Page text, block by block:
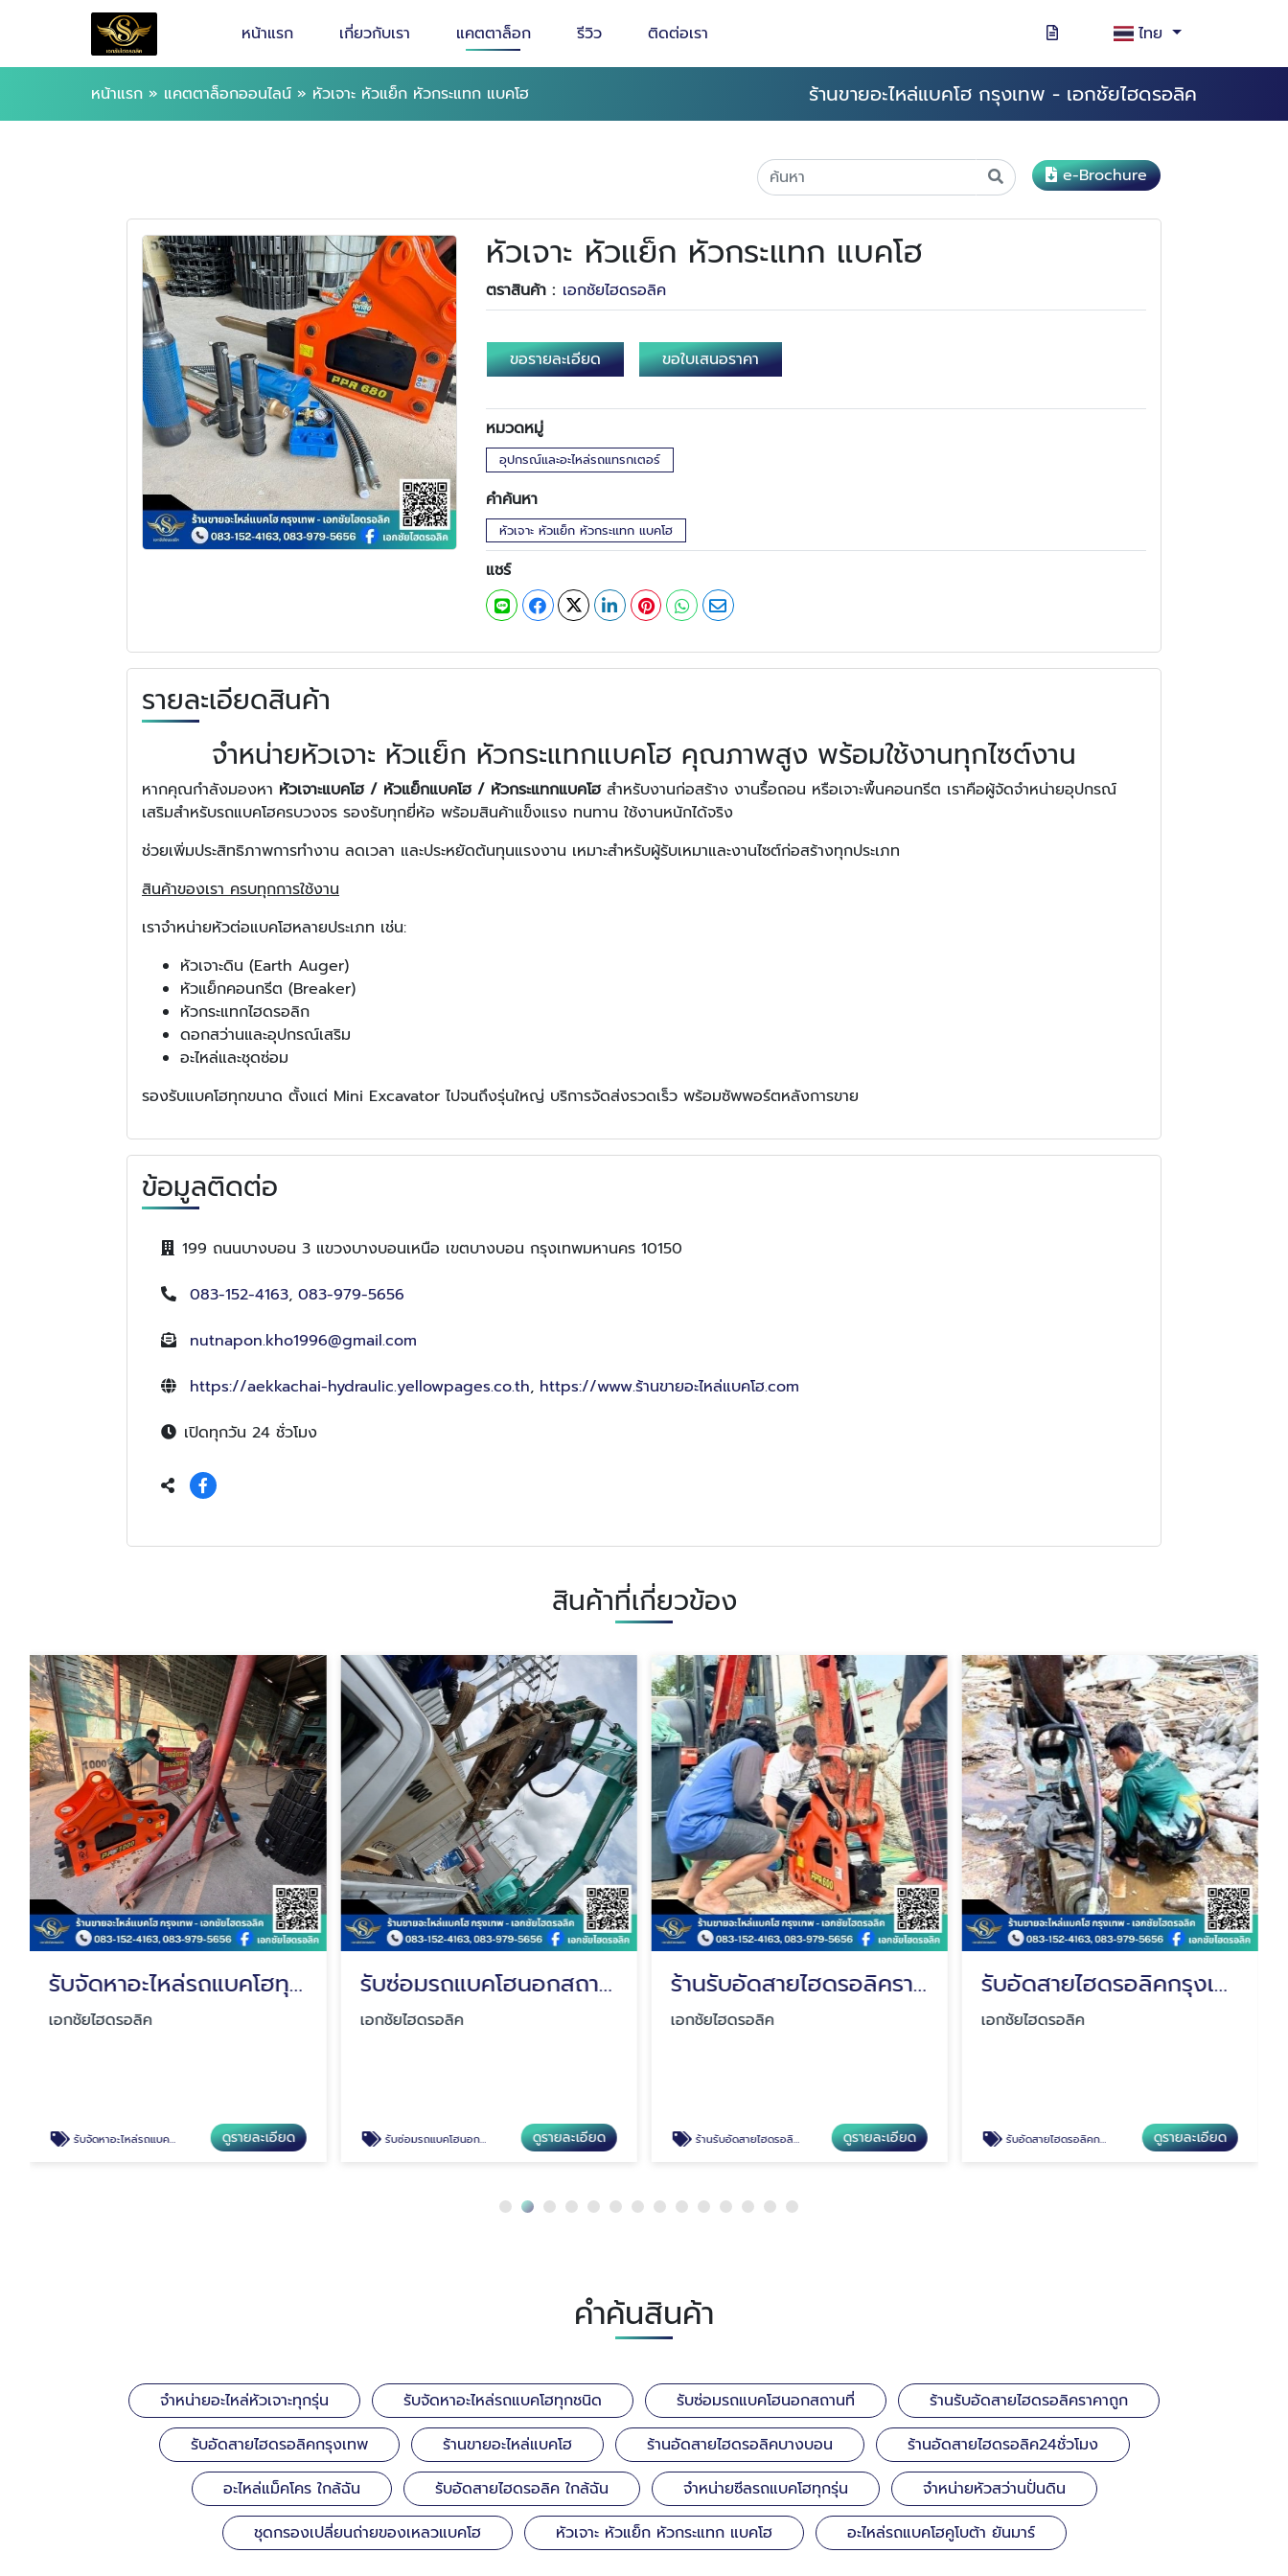
หน้าแรก เกี่ยวกับเรา แคตตาล็อก รีวิว ติดต่อเรา ไทย
หน้าแรก » แคตตาล็อกออนไลน์ » หัวเจาะ หัวแย็ก หัวกระแทก แบคโฮ ร้านขายอะไหล่แบคโฮ กรุงเทพ - เอกชัยไฮดรอลิค
e-Brochure
หัวเจาะ หัวแย็ก หัวกระแทก แบคโฮ
ตราสินค้า : เอกชัยไฮดรอลิค
ขอรายละเอียด ขอใบเสนอราคา
หมวดหมู่
อุปกรณ์และอะไหล่รถแทรกเตอร์
คำค้นหา
หัวเจาะ หัวแย็ก หัวกระแทก แบคโฮ
แชร์
รายละเอียดสินค้า
จำหน่ายหัวเจาะ หัวแย็ก หัวกระแทกแบคโฮ คุณภาพสูง พร้อมใช้งานทุกไซต์งาน
หากคุณกำลังมองหา หัวเจาะแบคโฮ / หัวแย็กแบคโฮ / หัวกระแทกแบคโฮสำหรับงานก่อสร้าง งานรื้อถอน หรือเจาะพื้นคอนกรีต เราคือผู้จัดจำหน่ายอุปกรณ์
เสริมสำหรับรถแบคโฮครบวงจร รองรับทุกยี่ห้อ พร้อมสินค้าแข็งแรง ทนทาน ใช้งานหนักได้จริง
ช่วยเพิ่มประสิทธิภาพการทำงาน ลดเวลา และประหยัดต้นทุนแรงงาน เหมาะสำหรับผู้รับเหมาและงานไซต์ก่อสร้างทุกประเภท
สินค้าของเรา ครบทุกการใช้งาน
เราจำหน่ายหัวต่อแบคโฮหลายประเภท เช่น:
หัวเจาะดิน (Earth Auger)
หัวแย็กคอนกรีต (Breaker)
หัวกระแทกไฮดรอลิก
ดอกสว่านและอุปกรณ์เสริม
อะไหล่และชุดซ่อม
รองรับแบคโฮทุกขนาด ตั้งแต่ Mini Excavator ไปจนถึงรุ่นใหญ่ บริการจัดส่งรวดเร็ว พร้อมซัพพอร์ตหลังการขาย
ข้อมูลติดต่อ
199 ถนนบางบอน 3 แขวงบางบอนเหนือ เขตบางบอน กรุงเทพมหานคร 10150
083-152-4163, 083-979-5656
nutnapon.kho1996@gmail.com
https://aekkachai-hydraulic.yellowpages.co.th, https://www.ร้านขายอะไหล่แบคโฮ.com
เปิดทุกวัน 24 ชั่วโมง
สินค้าที่เกี่ยวข้อง
รับจัดหาอะไหล่รถแบคโฮทุกชนิด
เอกชัยไฮดรอลิค
รับจัดหาอะไหล่รถแบคโฮทุกชนิด ดูรายละเอียด
รับซ่อมรถแบคโฮนอกสถานที่
เอกชัยไฮดรอลิค
รับซ่อมรถแบคโฮนอกสถานที่ ดูรายละเอียด
ร้านรับอัดสายไฮดรอลิคราคาถูก
เอกชัยไฮดรอลิค
ร้านรับอัดสายไฮดรอลิคราคาถูก ดูรายละเอียด
รับอัดสายไฮดรอลิคกรุงเทพ
เอกชัยไฮดรอลิค
รับอัดสายไฮดรอลิคกรุงเทพ ดูรายละเอียด
คำค้นสินค้า
จำหน่ายอะไหล่หัวเจาะทุกรุ่น รับจัดหาอะไหล่รถแบคโฮทุกชนิด รับซ่อมรถแบคโฮนอกสถานที่
ร้านรับอัดสายไฮดรอลิคราคาถูก
รับอัดสายไฮดรอลิคกรุงเทพ
ร้านขายอะไหล่แบคโฮ ร้านอัดสายไฮดรอลิคบางบอน
ร้านอัดสายไฮดรอลิค24ชั่วโมง
อะไหล่แม็คโคร ใกล้ฉัน
รับอัดสายไฮดรอลิค ใกล้ฉัน จำหน่ายซีลรถแบคโฮทุกรุ่น
จำหน่ายหัวสว่านปั่นดิน
ชุดกรองเปลี่ยนถ่ายของเหลวแบคโฮ
หัวเจาะ หัวแย็ก หัวกระแทก แบคโฮ อะไหล่รถแบคโฮคูโบต้า ยันมาร์